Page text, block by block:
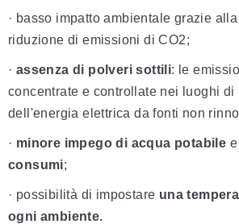
· basso impatto ambientale grazie
riduzione di emissioni di CO2;
· assenza di polveri sottili: le
concentrate e controllate nei luoghi di
dell'energia elettrica da fonti non
· minore impego di acqua potabile
consumi;
· possibilità di impostare una
ogni ambiente.